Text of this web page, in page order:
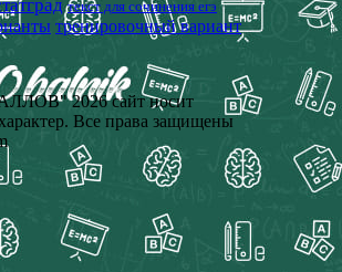
текст для сочинения егэ
тренировочный вариант
2026 сайт носит
Все права защищены